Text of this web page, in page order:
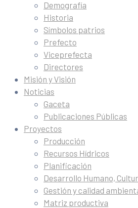
Demografía
Historia
Símbolos patrios
Prefecto
Viceprefecta
Directores
Misión y Visión
Noticias
Gaceta
Publicaciones Públicas
Proyectos
Producción
Recursos Hídricos
Planificación
Desarrollo Humano,
Gestión y calidad
Matriz productiva